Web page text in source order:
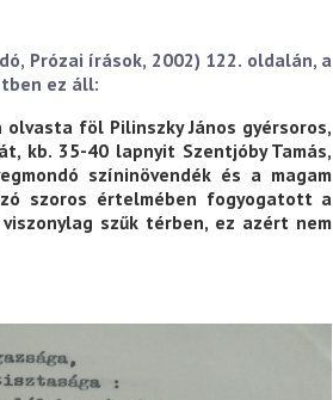
Prózai írások, 2002) 122. oldalán, a
ez áll:
föl Pilinszky János gyérsoros,
kb. 35-40 lapnyit Szentjóby Tamás,
színinövendék és a magam
szoros értelmében fogyogatott a
szűk térben, ez azért nem